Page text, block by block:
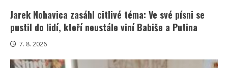
Jarek Nohavica zasáhl citlivé téma: Ve své písni se
pustil do lidí, kteří neustále viní Babiše a Putina
7. 8. 2026